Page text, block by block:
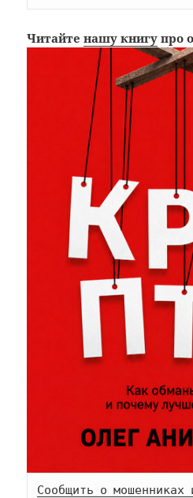
Читайтенашу книгу про
Сообщить о мошенниках